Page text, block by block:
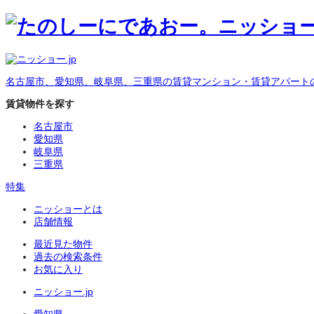
名古屋市、愛知県、岐阜県、三重県の賃貸マンション・賃貸アパート
賃貸物件を探す
名古屋市
愛知県
岐阜県
三重県
特集
ニッショーとは
店舗情報
最近見た物件
過去の検索条件
お気に入り
ニッショー.jp